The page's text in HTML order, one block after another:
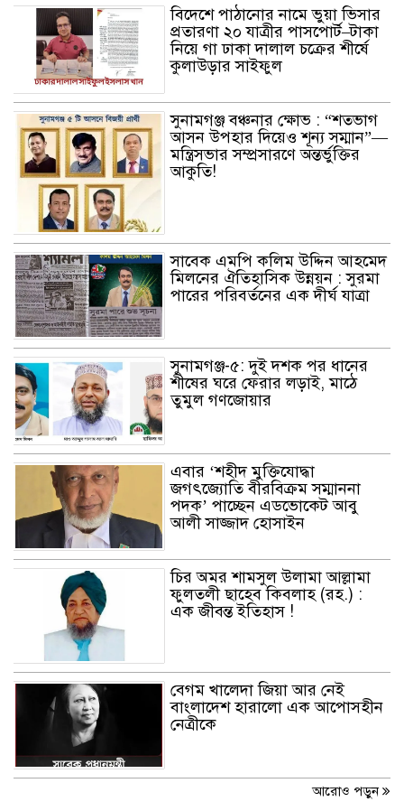
বিমানবন্দরে সংবর্ধিত হলেন আওলাদ
আলী রেজা
নতুন জেলা প্রশাসকের যোগদান,
বিদায় নিলেন আব্দুল আহাদ
ছাতকে এক শিক্ষিকা ভারতে টাটা
ছাত‌কে দৈনিক সুনামকণ্ঠ’র সপ্তম
প্রতিষ্ঠা বার্ষিকী পালিত
ডা. নার্গিস বাহার চৌধুরীর ইন্তেকাল
ছাতকে আওয়ামীলীগ নেতা হাসনাত
গ্রেফতার
ছাতক সিমেন্ট কারখানার মাটি
কারখানায় বিক্রি নামে কোটি কোটি
টাকা হরিলুট
ছাতকে বন্যার্তদের মধ্যে তালামীযের
খাদ্য সামগ্রী বিতরণ
ত্রান
বিদেশে পাঠানোর নামে ভুয়া ভিসার
প্রতারণা ২০ যাত্রীর পাসপোর্ট–টাকা
নিয়ে গা ঢাকা দালাল চক্রের শীর্ষে
কুলাউড়ার সাইফুল
সুনামগঞ্জ বঞ্চনার ক্ষোভ : “শতভাগ
আসন উপহার দিয়েও শূন্য সম্মান”—
মন্ত্রিসভার সম্প্রসারণে অন্তর্ভুক্তির
আকুতি!
সাবেক এম‌পি কলিম উদ্দিন আহমেদ
মিলনের ঐতিহাসিক উন্নয়ন : সুরমা
পারের পরিবর্তনের এক দীর্ঘ যাত্রা
সুনামগঞ্জ-৫: দুই দশক পর ধানের
শীষের ঘরে ফেরার লড়াই, মাঠে
তুমুল গণজোয়ার
এবার ‘শহীদ মুক্তিযোদ্ধা
জগৎজ্যোতি বীরবিক্রম সম্মাননা
পদক’ পাচ্ছেন এডভোকেট আবু
আলী সাজ্জাদ হোসাইন
চির অমর শামসুল উলামা আল্লামা
ফুলতলী ছাহেব কিবলাহ (রহ.) :
এক জীবন্ত ইতিহাস !
বেগম খালেদা জিয়া আর নেই
বাংলাদেশ হারালো এক আপোসহীন
নেত্রীকে
আরোও পড়ুন